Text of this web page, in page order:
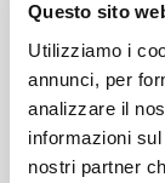
Questo sito
Utilizziamo i
annunci, per
analizzare il
informazioni
nostri partner